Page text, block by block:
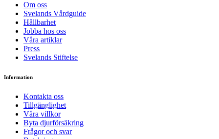
Om oss
Svelands Vårdguide
Hållbarhet
Jobba hos oss
Våra artiklar
Press
Svelands Stiftelse
Information
Kontakta oss
Tillgänglighet
Våra villkor
Byta djurförsäkring
Frågor och svar